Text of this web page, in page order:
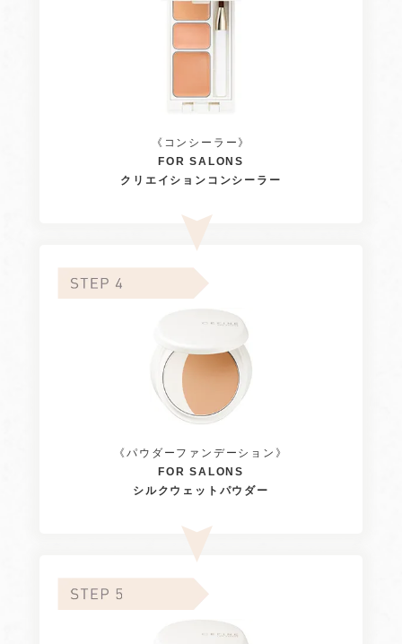
《コンシーラー》
FOR SALONS
クリエイションコンシーラー
《パウダーファンデーション》
FOR SALONS
シルクウェットパウダー